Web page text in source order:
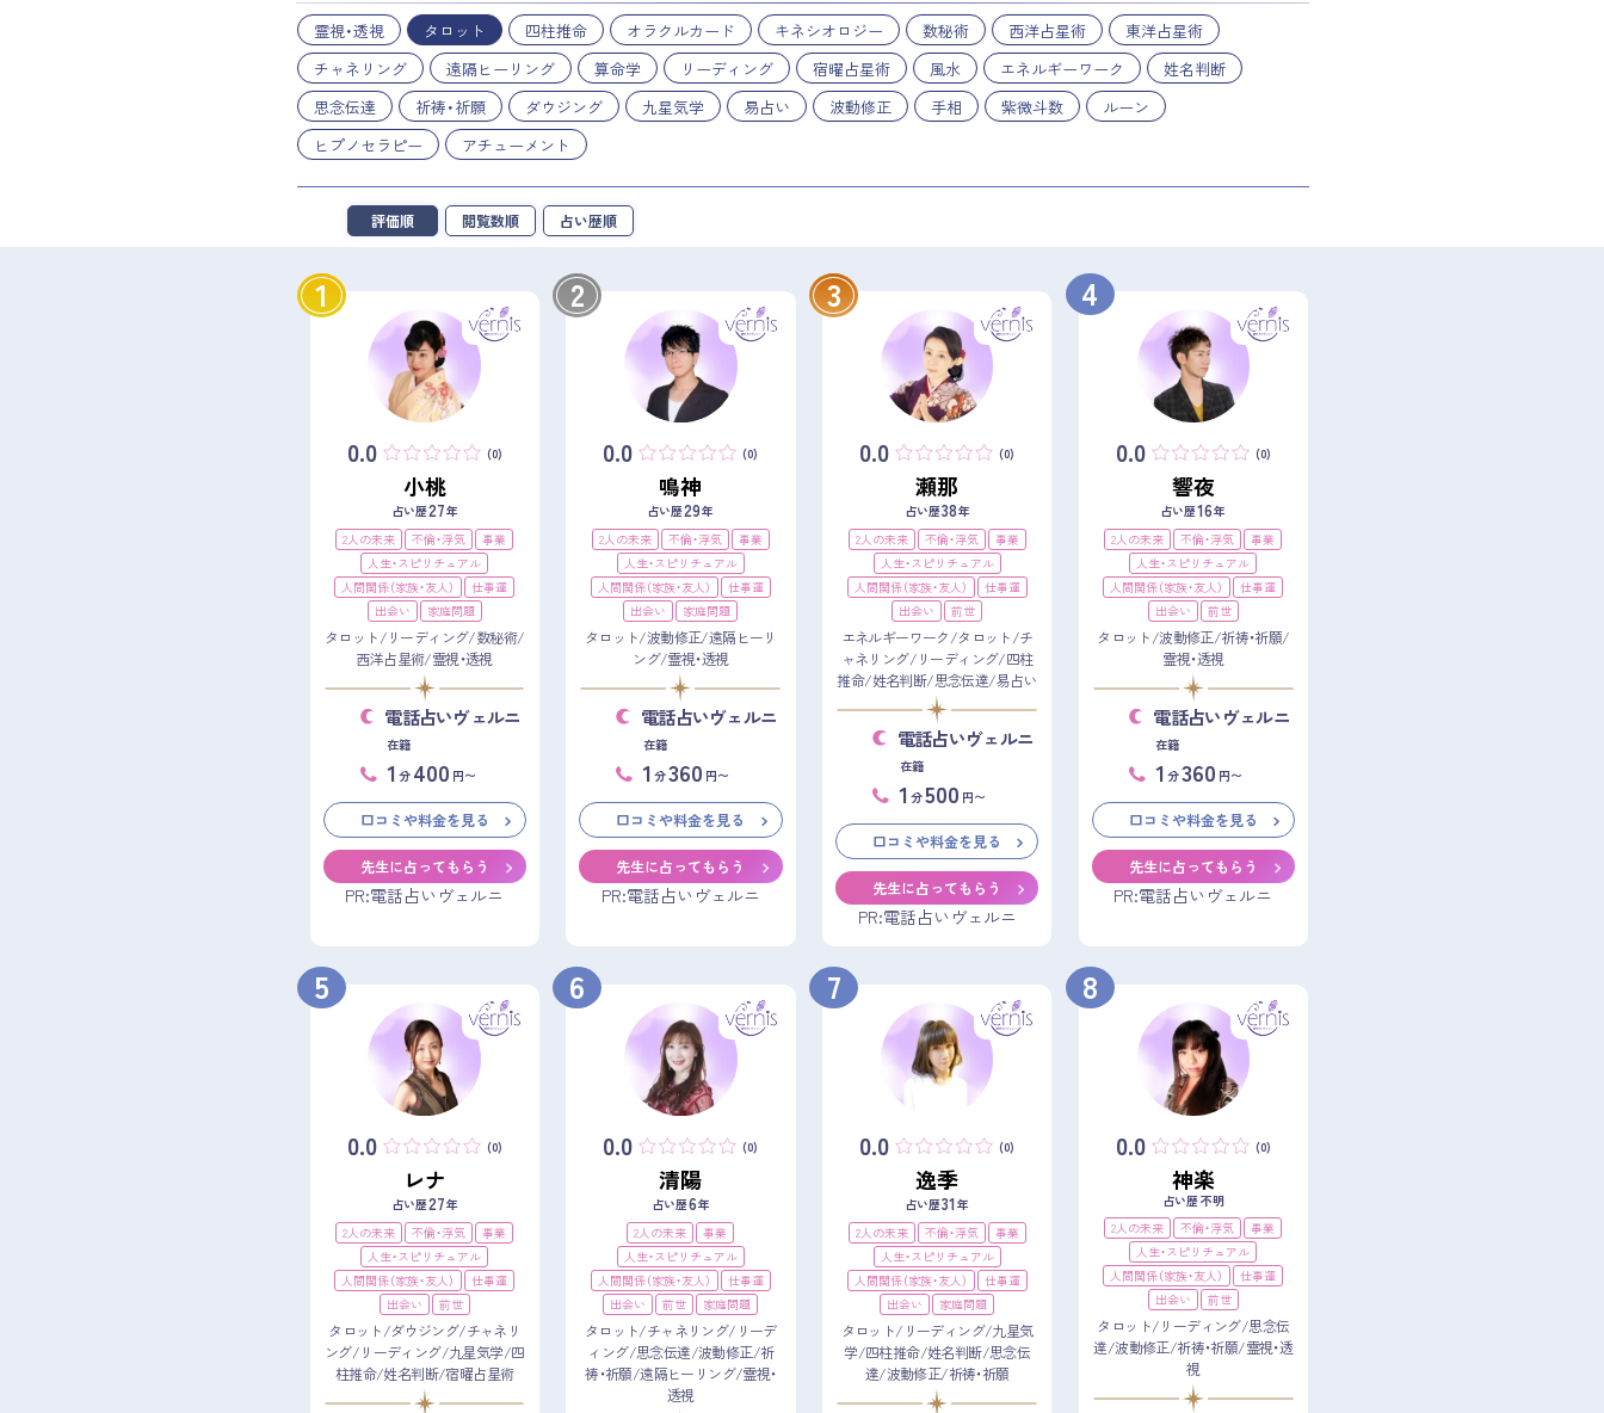
霊視・透視 タロット 四柱推命 オラクルカード キネシオロジー 数秘術 西洋占星術
東洋占星術
チャネリング
遠隔ヒーリング 算命学 リーディング 宿曜占星術 風水 エネルギーワーク
姓名判断
思念伝達
祈祷・祈願 ダウジング 九星気学 易占い 波動修正 手相 紫微斗数
ルーン
ヒプノセラピー
アチューメント
評価順 閲覧数順 占い歴順
1
0.0 (0)
小桃
占い歴27年
2人の未来
不倫・浮気
事業
人生・スピリチュアル
人間関係（家族・友人）
仕事運
出会い
家庭問題
タロット/リーディング/数秘術/
西洋占星術/霊視・透視
電話占いヴェルニ
在籍
1 分 400 円〜
口コミや料金を見る
先生に占ってもらう
PR:電話占いヴェルニ
2
0.0 (0)
鳴神
占い歴29年
2人の未来
不倫・浮気
事業
人生・スピリチュアル
人間関係（家族・友人）
仕事運
出会い
家庭問題
タロット/波動修正/遠隔ヒーリ
ング/霊視・透視
電話占いヴェルニ
在籍
1 分360 円〜
口コミや料金を見る
先生に占ってもらう
PR:電話占いヴェルニ
3
0.0 (0)
瀬那
占い歴38年
2人の未来
不倫・浮気
事業
人生・スピリチュアル
人間関係（家族・友人）
仕事運
出会い
前世
エネルギーワーク/タロット/チ
ャネリング/リーディング/四柱
推命/姓名判断/思念伝達/易占い
電話占いヴェルニ
在籍
1 分500 円〜
口コミや料金を見る
先生に占ってもらう
PR:電話占いヴェルニ
4
0.0 (0)
響夜
占い歴16年
2人の未来
不倫・浮気
事業
人生・スピリチュアル
人間関係（家族・友人）
仕事運
出会い
前世
タロット/波動修正/祈祷・祈願/
霊視・透視
電話占いヴェルニ
在籍
1 分360 円〜
口コミや料金を見る
先生に占ってもらう
PR:電話占いヴェルニ
5
0.0 (0)
レナ
占い歴27年
2人の未来
不倫・浮気
事業
人生・スピリチュアル
人間関係（家族・友人）
仕事運
出会い
前世
タロット/ダウジング/チャネリ
ング/リーディング/九星気学/四
柱推命/姓名判断/宿曜占星術
6
0.0 (0)
清陽
占い歴6年
2人の未来
事業
人生・スピリチュアル
人間関係（家族・友人）
仕事運
出会い
前世 家庭問題
タロット/チャネリング/リーデ
ィング/思念伝達/波動修正/祈
祷・祈願/遠隔ヒーリング/霊視・
透視
7
0.0 (0)
逸季
占い歴31年
2人の未来
不倫・浮気
事業
人生・スピリチュアル
人間関係（家族・友人）
仕事運
出会い
家庭問題
タロット/リーディング/九星気
学/四柱推命/姓名判断/思念伝
達/波動修正/祈祷・祈願
8
0.0 (0)
神楽
占い歴 不明
2人の未来
不倫・浮気
事業
人生・スピリチュアル
人間関係（家族・友人）
仕事運
出会い
前世
タロット/リーディング/思念伝
達/波動修正/祈祷・祈願/霊視・透
視